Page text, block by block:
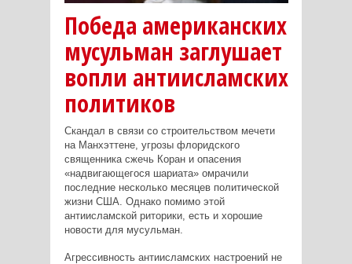
Победа американских
мусульман заглушает
вопли антиисламских
политиков
Скандал в связи со строительством мечети
на Манхэттене, угрозы флоридского
священника сжечь Коран и опасения
«надвигающегося шариата» омрачили
последние несколько месяцев политической
жизни США. Однако помимо этой
антиисламской риторики, есть и хорошие
новости для мусульман.
Агрессивность антиисламских настроений не